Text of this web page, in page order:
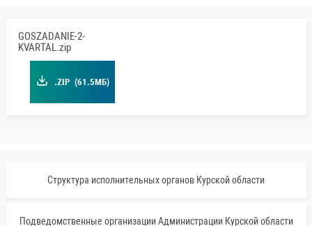
GOSZADANIE-2-
KVARTAL.zip
.ZIP (61.5МБ)
Структура исполнительных органов Курской области
Подведомственные организации Администрации Курской области